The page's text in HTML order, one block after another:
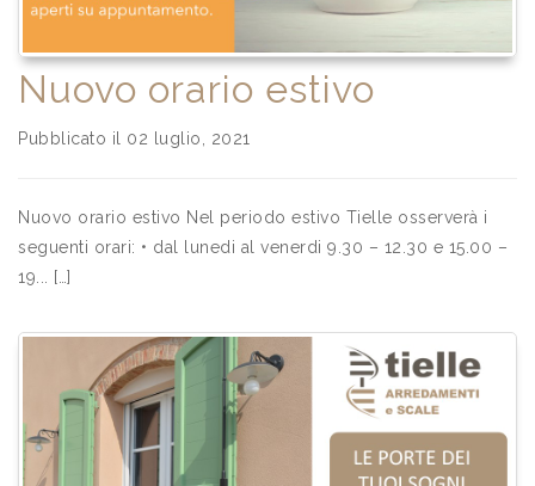
Nuovo orario estivo
Pubblicato il 02 luglio, 2021
Nuovo orario estivo Nel periodo estivo Tielle osserverà i
seguenti orari: • dal lunedi al venerdi 9.30 – 12.30 e 15.00 –
19... […]